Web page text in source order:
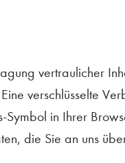
vertraulicher
verschlüsselte
in Ihrer
die Sie an uns